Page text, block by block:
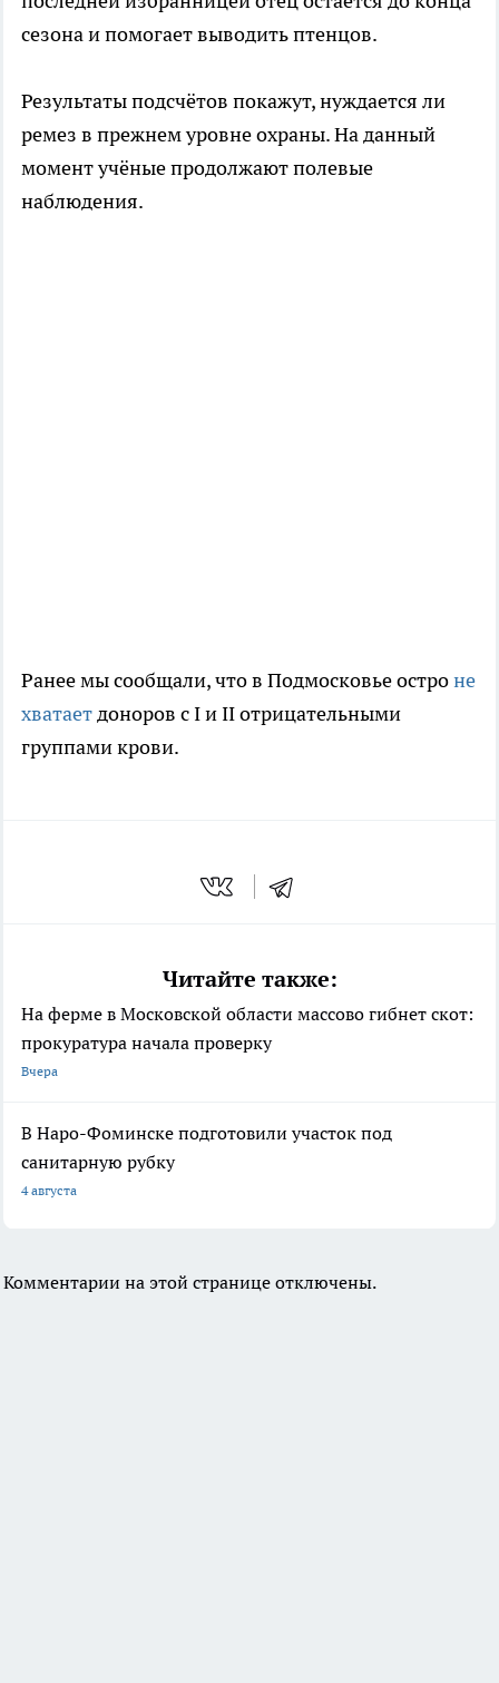
сезона и помогает выводить птенцов.
Результаты подсчётов покажут, нуждается ли
ремез в прежнем уровне охраны. На данный
момент учёные продолжают полевые
наблюдения.
Ранее мы сообщали, что в Подмосковье остроне
хватаетдоноров с I и II отрицательными
группами крови.
Читайте также:
На ферме в Московской области массово гибнет скот:
прокуратура начала проверку
Вчера
В Наро-Фоминске подготовили участок под
санитарную рубку
4 августа
Комментарии на этой странице отключены.